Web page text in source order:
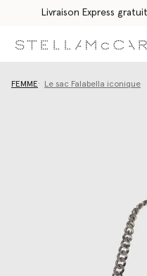
Livraison Express
FEMME Le sac Falabella iconique